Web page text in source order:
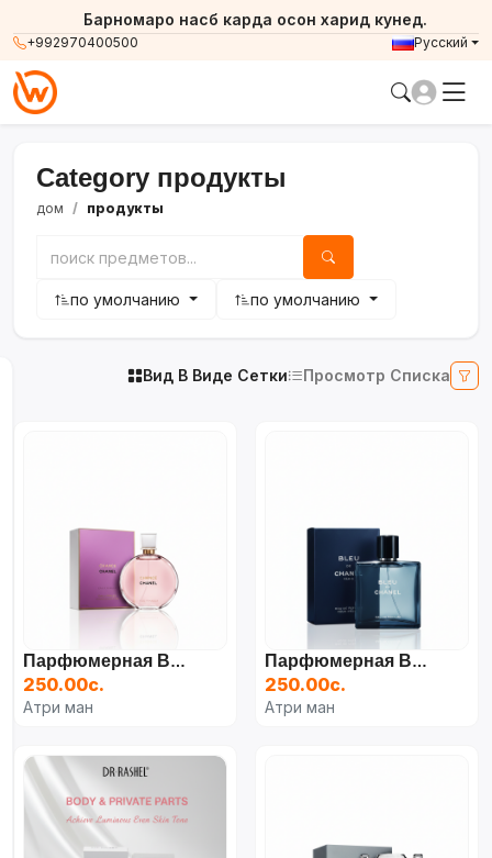
+992970400500
Барномаро насб карда осон харид кунед.
Русский
Category продукты
дом продукты
по умолчанию по умолчанию
Вид В Виде Сетки Просмотр Списка
Парфюмерная Вода Chanel Chance, 100 Мл
250.00с.
Атри ман
Парфюмерная Вода Bleu De Chanel Eau De Parfum, 50 Мл
250.00с.
Атри ман